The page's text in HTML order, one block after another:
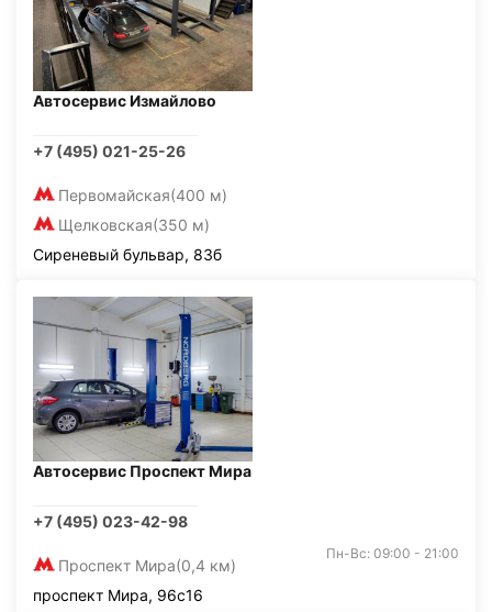
Автосервис Измайлово
+7 (495) 021-25-26
Первомайская(400 м)
Щелковская(350 м)
Сиреневый бульвар, 83б
Автосервис Проспект Мира
+7 (495) 023-42-98
Проспект Мира(0,4 км)
Пн-Вс: 09:00 - 21:00
проспект Мира, 96с16